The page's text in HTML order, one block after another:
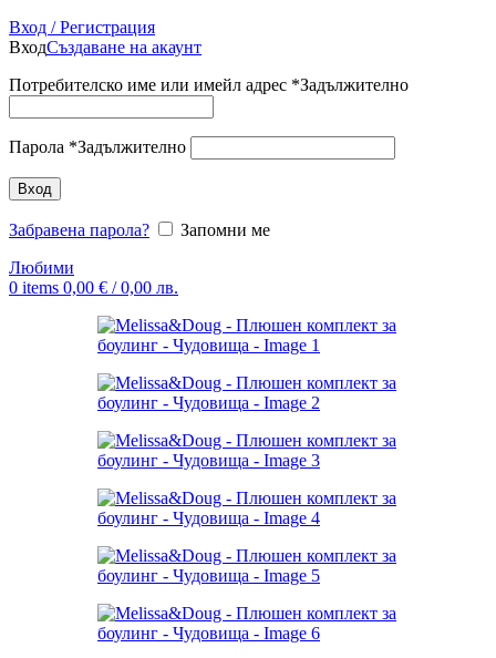
Вход / Регистрация
ВходСъздаване на акаунт
Потребителско име или имейл адрес *Задължително
Парола *Задължително
Вход
Забравена парола?
Запомни ме
Любими
0 items 0,00 € / 0,00 лв.